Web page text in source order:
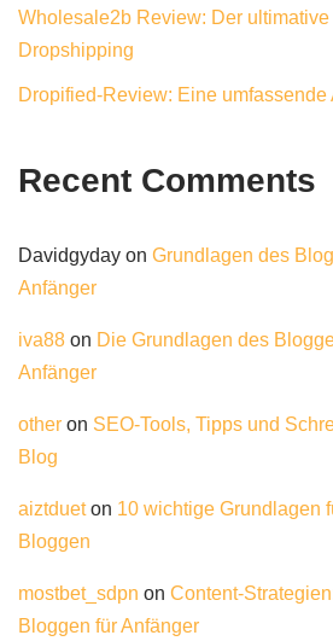
Wholesale2b Review: Der
Dropshipping
Dropified-Review: Eine umfassende
Recent Comments
Davidgyday on Grundlagen des
Anfänger
iva88 on Die Grundlagen des
Anfänger
other on SEO-Tools, Tipps und
Blog
aiztdueton 10 wichtige Grundlagen
Bloggen
mostbet_sdpn on Content-
Bloggen für Anfänger